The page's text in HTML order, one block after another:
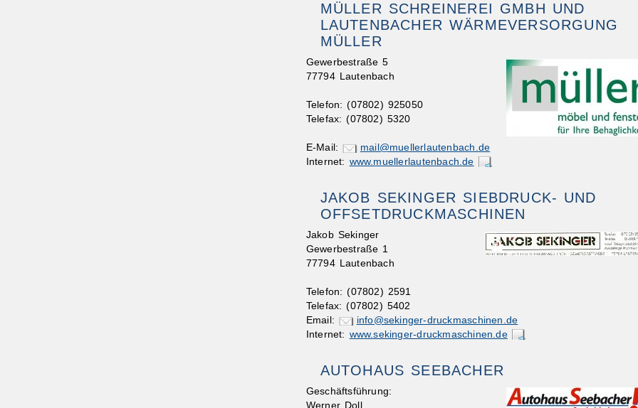
MÜLLER SCHREINEREI GMBH UND
LAUTENBACHER WÄRMEVERSORGUNG
MÜLLER
Gewerbestraße 5
77794 Lautenbach
Telefon: (07802) 925050
Telefax: (07802) 5320
E-Mail:
mail@muellerlautenbach.de
Internet: www.muellerlautenbach.de
JAKOB SEKINGER SIEBDRUCK- UND
OFFSETDRUCKMASCHINEN
Jakob Sekinger
Gewerbestraße 1
77794 Lautenbach
Telefon: (07802) 2591
Telefax: (07802) 5402
Email:
info@sekinger-druckmaschinen.de
Internet: www.sekinger-druckmaschinen.de
AUTOHAUS SEEBACHER
Geschäftsführung:
Werner Doll